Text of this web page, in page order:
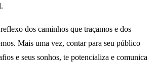
dos caminhos que traçamos e dos
Mais uma vez, contar para seu público
e seus sonhos, te potencializa e comunica